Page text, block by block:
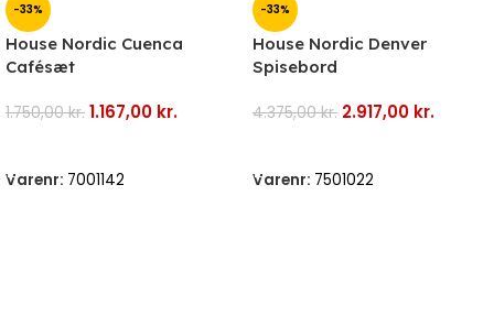
-33%
House Nordic Cuenca
Cafésæt
1.750,00kr. 1.167,00 kr.
Varenr: 7001142
-33%
House Nordic Denver
Spisebord
4.375,00kr. 2.917,00 kr.
Varenr: 7501022